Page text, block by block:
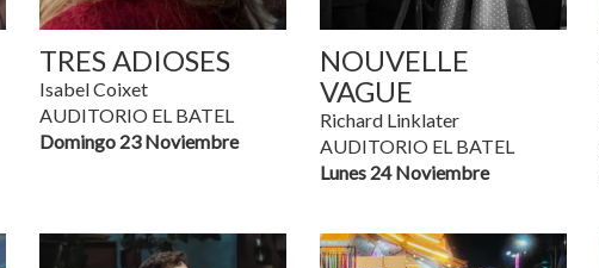
TRES ADIOSES
Isabel Coixet
AUDITORIO EL BATEL
Domingo 23 Noviembre
NOUVELLE
VAGUE
Richard Linklater
AUDITORIO EL BATEL
Lunes 24 Noviembre